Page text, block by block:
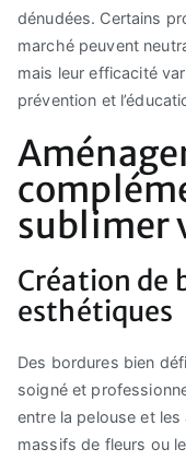
dénudées. Certains
marché peuvent
mais leur efficacité
prévention et
sublimer
Création de
esthétiques
Des bordures bien
soigné et
entre la pelouse et
massifs de fleurs ou